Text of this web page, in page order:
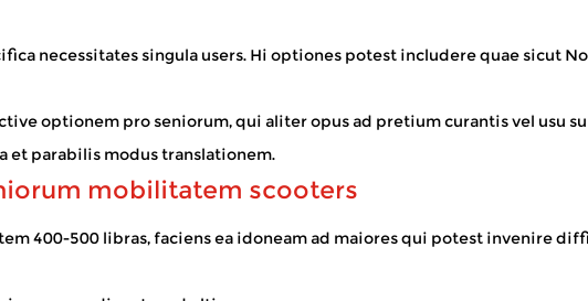
necessitates singula users. Hi optiones potest includere quae sicut
optionem pro seniorum, qui aliter opus ad pretium curantis vel usu
et parabilis modus translationem.
mobilitatem scooters
400-500 libras, faciens ea idoneam ad maiores qui potest invenire